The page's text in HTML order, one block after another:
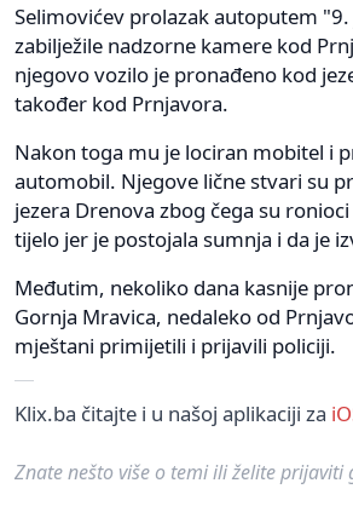
Selimovićev prolazak autoputem
zabilježile nadzorne kamere kod
njegovo vozilo je pronađeno kod
također kod Prnjavora.
Nakon toga mu je lociran mobitel i
automobil. Njegove lične stvari su
jezera Drenova zbog čega su
tijelo jer je postojala sumnja i da je
Međutim, nekoliko dana kasnije
Gornja Mravica, nedaleko od
mještani primijetili i prijavili policiji.
Klix.ba čitajte i u našoj aplikaciji za
Znate nešto više o temi ili želite prijaviti